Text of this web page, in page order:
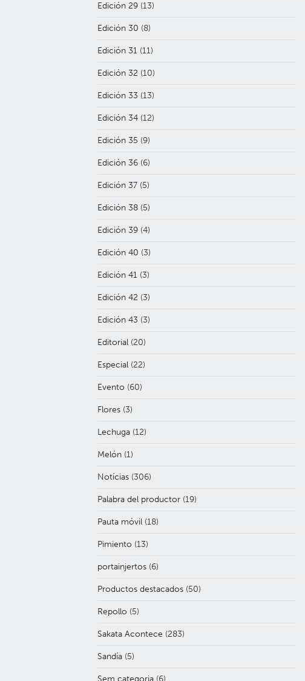
Edición 29(13)
Edición 30 (8)
Edición 31(11)
Edición 32 (10)
Edición 33 (13)
Edición 34(12)
Edición 35 (9)
Edición 36(6)
Edición 37(5)
Edición 38(5)
Edición 39(4)
Edición 40 (3)
Edición 41(3)
Edición 42 (3)
Edición 43 (3)
Editorial(20)
Especial(22)
Evento (60)
Flores(3)
Lechuga(12)
Melón(1)
Notícias(306)
Palabra del productor(19)
Pauta móvil(18)
Pimiento (13)
portainjertos(6)
Productos destacados(50)
Repollo (5)
Sakata Acontece (283)
Sandía(5)